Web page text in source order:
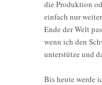
die Produktion
einfach nur
Ende der Welt
wenn ich den
unterstütze und
Bis heute werde